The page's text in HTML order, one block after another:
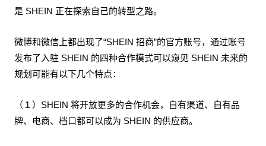
是 SHEIN 正在探索自己的转型之路。
微博和微信上都出现了“SHEIN 招商”的官方账号，通过账号
发布了入驻 SHEIN 的四种合作模式可以窥见 SHEIN 未来的
规划可能有以下几个特点：
（１）SHEIN 将开放更多的合作机会，自有渠道、自有品
牌、电商、档口都可以成为 SHEIN 的供应商。